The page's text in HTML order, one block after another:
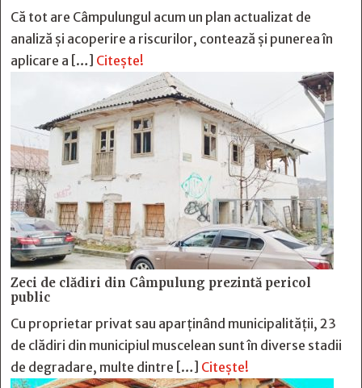
Că tot are Câmpulungul acum un plan actualizat de
analiză și acoperire a riscurilor, contează și punerea în
aplicare a […] Citește!
Zeci de clădiri din Câmpulung prezintă pericol
public
Cu proprietar privat sau aparținând municipalității, 23
de clădiri din municipiul muscelean sunt în diverse stadii
de degradare, multe dintre […] Citește!